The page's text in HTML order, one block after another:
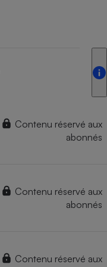
Contenu réservé aux
abonnés
Contenu réservé aux
abonnés
Contenu réservé aux